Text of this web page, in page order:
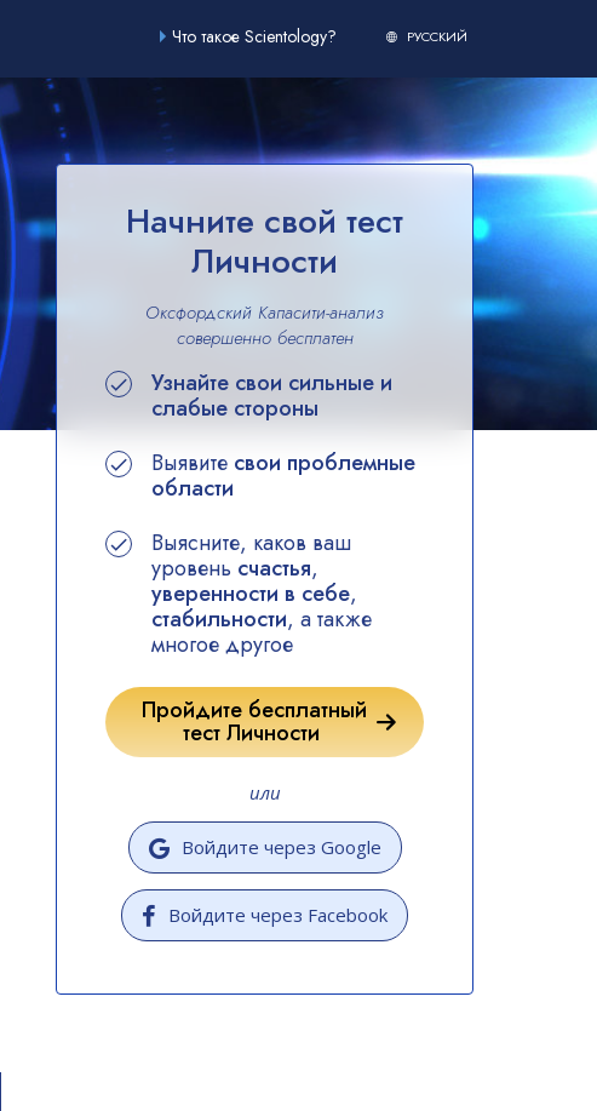
Что такое Scientology? РУССКИЙ
Начните свой тест
Личности
Оксфордский Капасити-анализ
совершенно бесплатен
Узнайте свои сильные и
слабые стороны
Выявите свои проблемные
области
Выясните, каков ваш
уровень счастья,
уверенности в себе,
стабильности, а также
многое другое
Пройдите бесплатный
тест Личности
или
Войдите через Google
Войдите через Facebook